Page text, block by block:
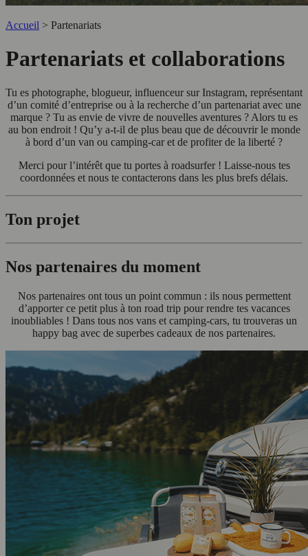
Accueil > Partenariats
Partenariats et collaborations
Tu es photographe, blogueur, influenceur sur Instagram, représentant
d’un comité d’entreprise ou à la recherche d’un partenariat avec une
marque ? Tu as envie de vivre de nouvelles aventures ? Alors tu es
au bon endroit ! Qu’y a-t-il de plus beau que de découvrir le monde
à bord d’un van ou camping-car et de profiter de la liberté ?
Merci pour l’intérêt que tu portes à roadsurfer ! Laisse-nous tes
coordonnées et nous te contacterons dans les plus brefs délais.
Ton projet
Nos partenaires du moment
Nos partenaires ont tous un point commun : ils nous permettent
d’apporter ce petit plus à ton road trip pour rendre tes vacances
inoubliables ! Dans tous nos vans et camping-cars, tu trouveras un
happy bag avec de superbes cadeaux de nos partenaires.